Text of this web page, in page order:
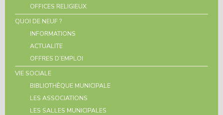
OFFICES RELIGIEUX
QUOI DE NEUF ?
INFORMATIONS
ACTUALITE
OFFRES D’EMPLOI
VIE SOCIALE
BIBLIOTHÈQUE MUNICIPALE
LES ASSOCIATIONS
LES SALLES MUNICIPALES